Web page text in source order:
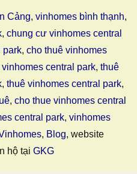
Cảng, vinhomes bình thạnh,
, chung cư vinhomes central
park, cho thuê vinhomes
central park, thuê
, thuê vinhomes central park,
, cho thue vinhomes central
central park, vinhomes
, Blog, website
hộ tại GKG